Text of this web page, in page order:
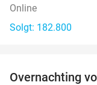
Online
Solgt: 182.800
Overnachting